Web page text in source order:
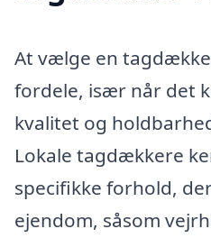
At vælge en
fordele, især når det
kvalitet og
Lokale tagdækkere
specifikke forhold,
ejendom, såsom